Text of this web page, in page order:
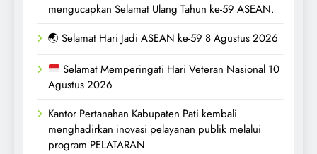
mengucapkan Selamat Ulang Tahun ke-59 ASEAN.
🌏 Selamat Hari Jadi ASEAN ke-59 8 Agustus 2026
Selamat Memperingati Hari Veteran Nasional 10
Agustus 2026
Kantor Pertanahan Kabupaten Pati kembali
menghadirkan inovasi pelayanan publik melalui
program PELATARAN